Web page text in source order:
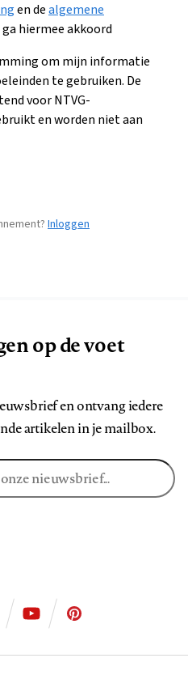
en dealgemene
hiermee akkoord
om mijn informatie
te gebruiken. De
voor NTVG-
en worden niet aan
Inloggen
op de voet
en ontvang iedere
artikelen in je mailbox.
ons
ons